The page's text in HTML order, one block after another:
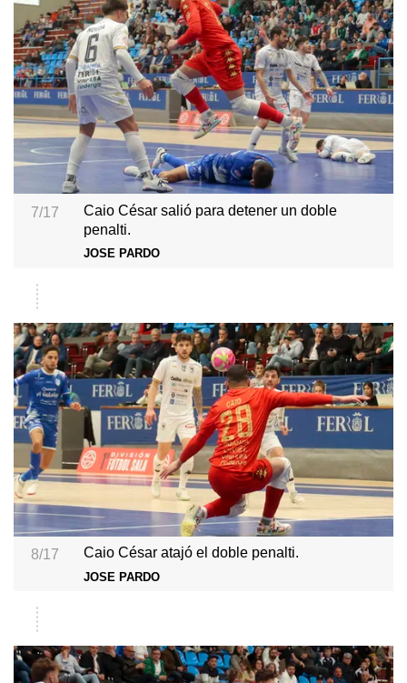
7/17
Caio César salió para detener un doble
penalti.
JOSE PARDO
8/17 Caio César atajó el doble penalti.
JOSE PARDO